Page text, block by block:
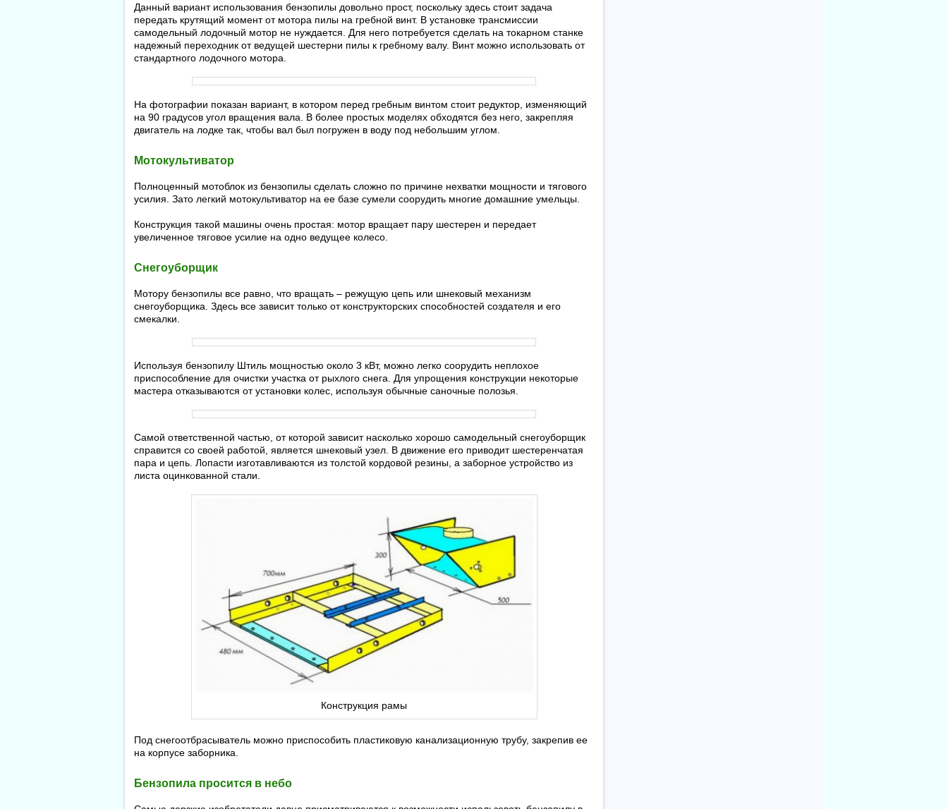
Данный вариант использования бензопилы довольно прост, поскольку здесь стоит задача
передать крутящий момент от мотора пилы на гребной винт. В установке трансмиссии
самодельный лодочный мотор не нуждается. Для него потребуется сделать на токарном станке
надежный переходник от ведущей шестерни пилы к гребному валу. Винт можно использовать от
стандартного лодочного мотора.
На фотографии показан вариант, в котором перед гребным винтом стоит редуктор, изменяющий
на 90 градусов угол вращения вала. В более простых моделях обходятся без него, закрепляя
двигатель на лодке так, чтобы вал был погружен в воду под небольшим углом.
Мотокультиватор
Полноценный мотоблок из бензопилы сделать сложно по причине нехватки мощности и тягового
усилия. Зато легкий мотокультиватор на ее базе сумели соорудить многие домашние умельцы.
Конструкция такой машины очень простая: мотор вращает пару шестерен и передает
увеличенное тяговое усилие на одно ведущее колесо.
Снегоуборщик
Мотору бензопилы все равно, что вращать – режущую цепь или шнековый механизм
снегоуборщика. Здесь все зависит только от конструкторских способностей создателя и его
смекалки.
Используя бензопилу Штиль мощностью около 3 кВт, можно легко соорудить неплохое
приспособление для очистки участка от рыхлого снега. Для упрощения конструкции некоторые
мастера отказываются от установки колес, используя обычные саночные полозья.
Самой ответственной частью, от которой зависит насколько хорошо самодельный снегоуборщик
справится со своей работой, является шнековый узел. В движение его приводит шестеренчатая
пара и цепь. Лопасти изготавливаются из толстой кордовой резины, а заборное устройство из
листа оцинкованной стали.
Конструкция рамы
Под снегоотбрасыватель можно приспособить пластиковую канализационную трубу, закрепив ее
на корпусе заборника.
Бензопила просится в небо